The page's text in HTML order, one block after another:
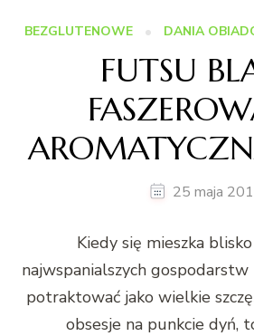
BEZGLUTENOWE DANIA
FUTSU
25 maja
Kiedy się mieszka
najwspanialszych
potraktować jako wielkie
obsesje na punkcie dyń,